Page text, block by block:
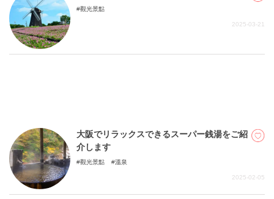
觀光景點
2025-03-21
大阪でリラックスできるスーパー銭湯をご紹
介します
觀光景點 溫泉
2025-02-05